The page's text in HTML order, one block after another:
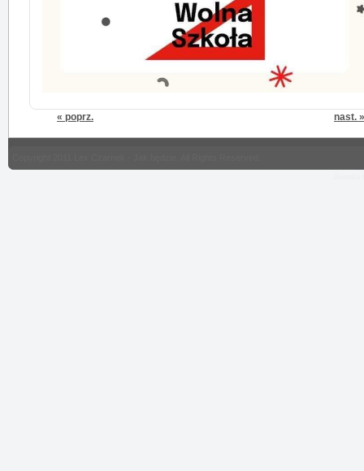
« poprz. nast. »